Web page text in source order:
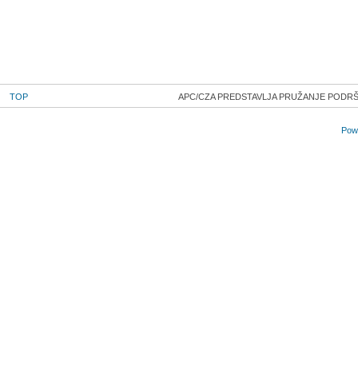
APC/CZA PREDSTAVLJA PRUŽANJE
TOP